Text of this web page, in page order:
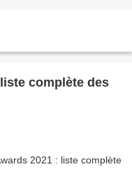
complète des